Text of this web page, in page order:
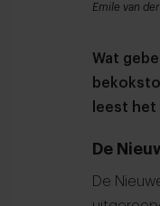
Emile van
Wat
leest het
De
De